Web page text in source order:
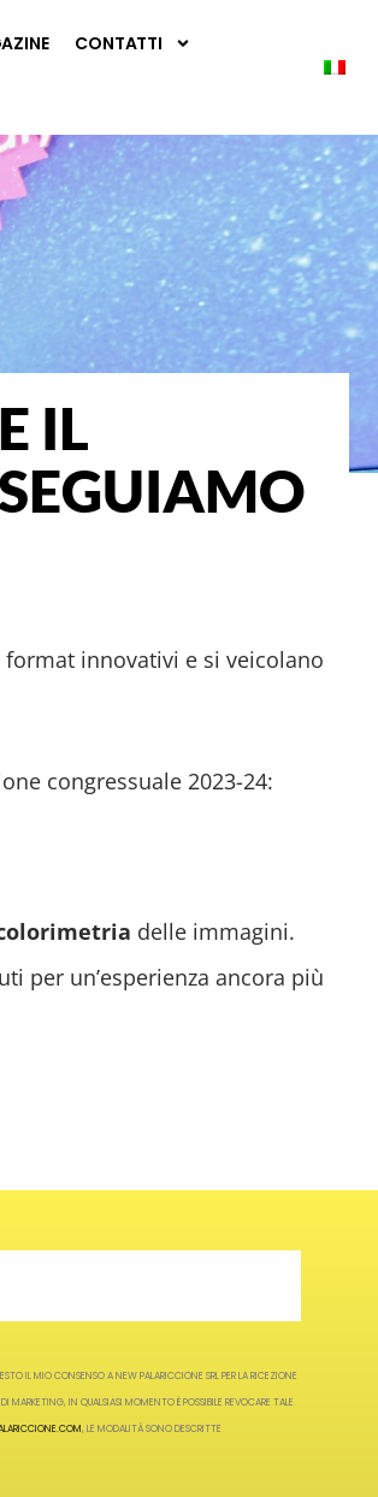
CONTATTI
IL
innovativi e si veicolano
congressuale 2023-24:
delle immagini.
per un’esperienza ancora più
IL MIO CONSENSO A NEW PALARICCIONE SRL PER LA RICEZIONE
IN QUALSIASI MOMENTO È POSSIBILE REVOCARE TALE
, LE MODALITÀ SONO DESCRITTE